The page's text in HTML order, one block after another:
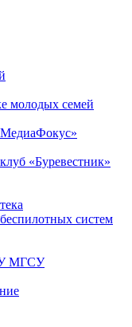
молодых семей
«Буревестник»
систем
МГСУ